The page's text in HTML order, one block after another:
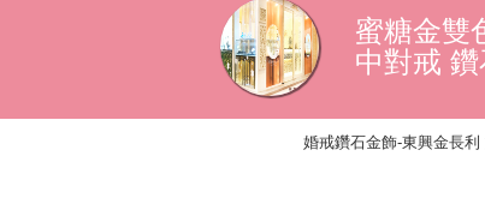
蜜糖金雙
中對戒
婚戒鑽石金飾-東興金長